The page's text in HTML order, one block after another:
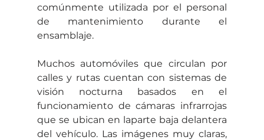
comúnmente utilizada por el personal
de mantenimiento durante el
ensamblaje.
Muchos automóviles que circulan por
calles y rutas cuentan con sistemas de
visión nocturna basados en el
funcionamiento de cámaras infrarrojas
que se ubican en laparte baja delantera
del vehículo. Las imágenes muy claras,